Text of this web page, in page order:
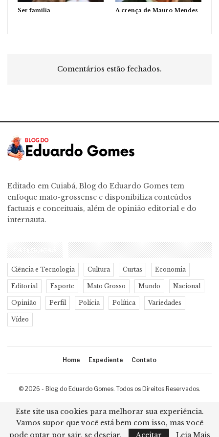
Ser família A crença de Mauro Mendes
Comentários estão fechados.
Editado em Cuiabá, Blog do Eduardo Gomes tem
enfoque mato-grossense e disponibiliza conteúdos
factuais e conceituais, além de opinião editorial e do
internauta.
CATEGORIAS
Ciência e Tecnologia Cultura Curtas Economia
Editorial Esporte Mato Grosso Mundo Nacional
Opinião Perfil Polícia Política Variedades
Vídeo
Home Expediente Contato
© 2026 - Blog do Eduardo Gomes. Todos os Direitos Reservados.
Desenvolvimento:Ricard Cristian
Este site usa cookies para melhorar sua experiência.
Vamos supor que você está bem com isso, mas você
pode optar por sair, se desejar.
Aceitar Leia Mais